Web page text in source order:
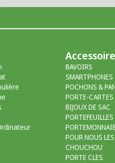
BAVOIRS
POCHONS &
PORTE-CARTES
BIJOUX DE SAC
PORTEFEUILLES
POUR NOUS
CHOUCHOU
PORTE CLES